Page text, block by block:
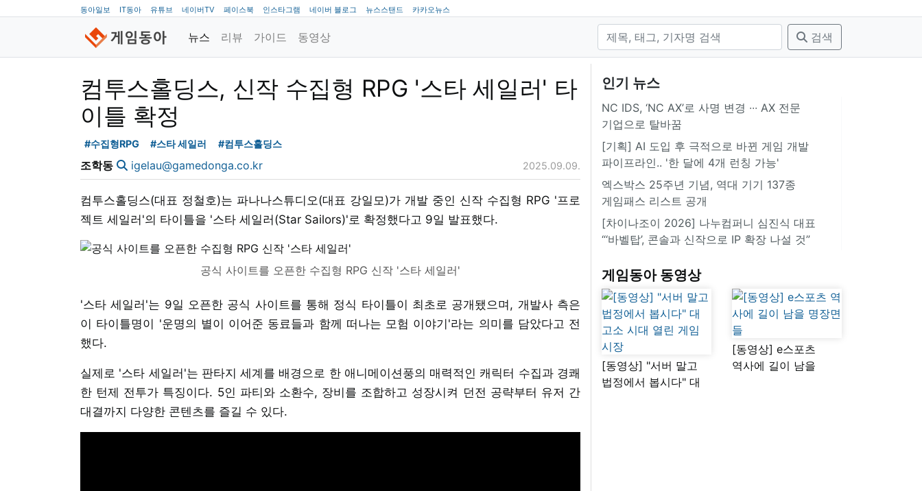
동아일보 IT동아 유튜브 네이버TV 페이스북 인스타그램 네이버 블로그 뉴스스탠드 카카오뉴스
뉴스 리뷰 가이드 동영상 검색
컴투스홀딩스, 신작 수집형 RPG '스타 세일러' 타
이틀 확정
#수집형RPG #스타 세일러 #컴투스홀딩스
조학동 igelau@gamedonga.co.kr 2025.09.09.
컴투스홀딩스(대표 정철호)는 파나나스튜디오(대표 강일모)가 개발 중인 신작 수집형 RPG '프로
젝트 세일러'의 타이틀을 '스타 세일러(Star Sailors)'로 확정했다고 9일 발표했다.
공식 사이트를 오픈한 수집형 RPG 신작 '스타 세일러'
'스타 세일러'는 9일 오픈한 공식 사이트를 통해 정식 타이틀이 최초로 공개됐으며, 개발사 측은
이 타이틀명이 '운명의 별이 이어준 동료들과 함께 떠나는 모험 이야기'라는 의미를 담았다고 전
했다.
실제로 '스타 세일러'는 판타지 세계를 배경으로 한 애니메이션풍의 매력적인 캐릭터 수집과 경쾌
한 턴제 전투가 특징이다. 5인 파티와 소환수, 장비를 조합하고 성장시켜 던전 공략부터 유저 간
대결까지 다양한 콘텐츠를 즐길 수 있다.
인기 뉴스
NC IDS, ‘NC AX’로 사명 변경 ∙∙∙ AX 전문
기업으로 탈바꿈
[기획] AI 도입 후 극적으로 바뀐 게임 개발
파이프라인.. '한 달에 4개 런칭 가능'
엑스박스 25주년 기념, 역대 기기 137종
게임패스 리스트 공개
[차이나조이 2026] 나누컴퍼니 심진식 대표
“‘바벨탑’, 콘솔과 신작으로 IP 확장 나설 것”
게임동아 동영상
[동영상] "서버 말고
법정에서 봅시다" 대
[동영상] e스포츠
역사에 길이 남을